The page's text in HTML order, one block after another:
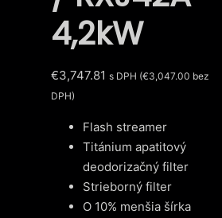
4,2kW
€3,747.81 s DPH (€3,047.00 bez
DPH)
Flash streamer
Titánium apatitový
deodorizačný filter
Strieborný filter
O 10% menšia šírka